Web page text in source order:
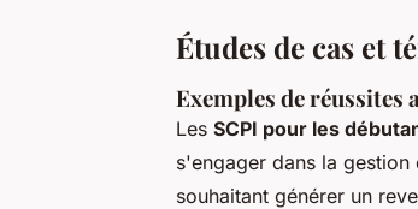
Études de cas et
Exemples de réussites
Les SCPI pour les
s'engager dans la
souhaitant générer un